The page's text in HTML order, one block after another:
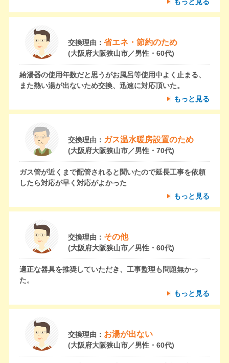
交換理由： 省エネ・節約のため
(大阪府大阪狭山市／男性・60代)
給湯器の使用年数だと思うがお風呂等使用中よく止まる、
また熱い湯が出ないため交換、迅速に対応頂いた。
もっと見る
交換理由： ガス温水暖房設置のため
(大阪府大阪狭山市／男性・70代)
ガス管が近くまで配管されると聞いたので延長工事を依頼
したら対応が早く対応がよかった
もっと見る
交換理由： その他
(大阪府大阪狭山市／男性・60代)
適正な器具を推奨していただき、工事監理も問題無かっ
た。
もっと見る
交換理由： お湯が出ない
(大阪府大阪狭山市／男性・60代)